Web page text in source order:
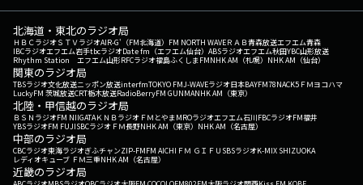
北海道・東北のラジオ局
ＨＢＣラジオＳＴＶラジオAIR-G'（FM北海道） FM NORTH WAVEＲＡＢ青森放送エフエム青森
IBCラジオエフエム岩手tbcラジオDate fm（エフエム仙台） ABSラジオエフエム秋田YBC山形放送
Rhythm Station エフエム山形RFCラジオ福島ふくしまFMNHK AM（札幌） NHK AM（仙台）
関東のラジオ局
TBSラジオ文化放送ニッポン放送interfmTOKYO FMJ-WAVEラジオ日本BAYFM78NACK5 ＦＭヨコハマ
LuckyFM 茨城放送CRT栃木放送RadioBerryFM GUNMANHK AM（東京）
北陸・甲信越のラジオ局
ＢＳＮラジオFM NIIGATAＫＮＢラジオ ＦＭとやまMROラジオエフエム石川FBCラジオFM福井
YBSラジオFM FUJISBCラジオ ＦＭ長野NHK AM（東京） NHK AM（名古屋）
中部のラジオ局
CBCラジオ東海ラジオぎふチャンZIP-FMFM AICHI ＦＭ ＧＩＦＵ SBSラジオK-MIX SHIZUOKA
レディオキューブ ＦＭ三重NHK AM（名古屋）
近畿のラジオ局